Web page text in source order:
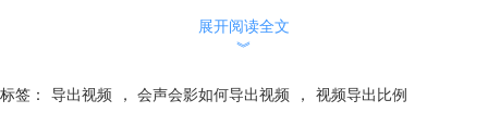
因此很多人都会选择MPEG-4的导出格式。
展开阅读全文
︾
标签： 导出视频 ， 会声会影如何导出视频 ， 视频导出比例